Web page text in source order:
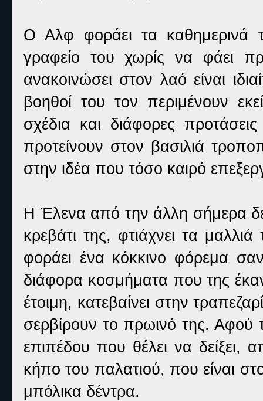
Ο Αλφ φοράει τα καθημερινά
γραφείο του χωρίς να φάει
ανακοινώσει στον λαό είναι
βοηθοί του τον περιμένουν
σχέδια και διάφορες
προτείνουν στον βασιλιά
στην ιδέα που τόσο καιρό
Η Έλενα από την άλλη σήμερα δεν
κρεβάτι της, φτιάχνει τα
φοράει ένα κόκκινο φόρεμα
διάφορα κοσμήματα που της
έτοιμη, κατεβαίνει στην
σερβίρουν το πρωινό της. Αφού
επιπέδου που θέλει να δείξει,
κήπο του παλατιού, που είναι
μπόλικα δέντρα.